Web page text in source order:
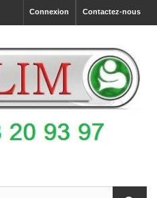
Contactez-nous
Connexion